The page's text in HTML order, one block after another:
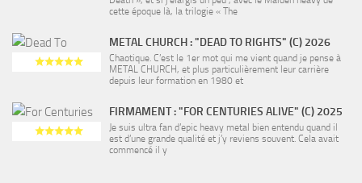
cette époque là, la trilogie « The
METAL CHURCH : "DEAD TO RIGHTS" (C) 2026
Chaotique. C’est le 1er mot qui me vient quand je pense à
METAL CHURCH, et plus particulièrement leur carrière
depuis leur formation en 1980 et
FIRMAMENT : "FOR CENTURIES ALIVE" (C) 2025
Je suis ultra fan d’epic heavy metal bien entendu quand il
est d’une grande qualité et j’y reviens souvent. Cela avait
commencé il y